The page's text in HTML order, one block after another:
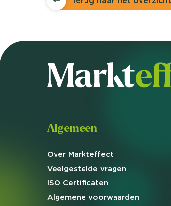
Algemeen
Over Markteffect
Veelgestelde vragen
ISO Certificaten
Algemene voorwaarden